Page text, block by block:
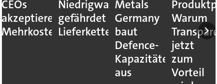
CEOs
akzeptieren
Mehrkosten
Niedrigwasser
gefährdet
Lieferketten
Metals
Germany
baut
Defence-
Kapazitäten
aus
Warum
jetzt
zum
Vorteil